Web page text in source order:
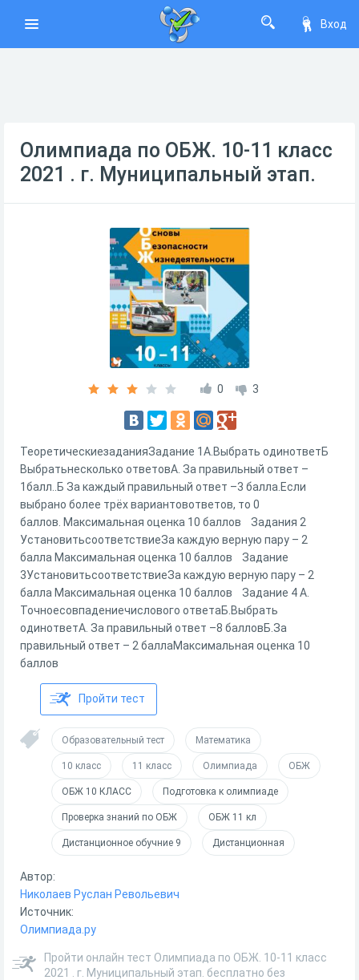
Вход
Олимпиада по ОБЖ. 10-11 класс
2021 . г. Муниципальный этап.
0 3
ТеоретическиезаданияЗадание 1А.Выбрать одинответБ
Выбратьнесколько ответовА. За правильный ответ –
1балл..Б За каждый правильный ответ –3 балла.Если
выбрано более трёх вариантовответов, то 0
баллов. Максимальная оценка 10 баллов Задания 2
УстановитьсоответствиеЗа каждую верную пару – 2
балла Максимальная оценка 10 баллов Задание
3УстановитьсоответствиеЗа каждую верную пару – 2
балла Максимальная оценка 10 баллов Задание 4 А.
Точноесовпадениечислового ответаБ.Выбрать
одинответА. За правильный ответ –8 балловБ.За
правильный ответ – 2 баллаМаксимальная оценка 10
баллов
Пройти тест
Образовательный тест Математика
10 класс 11 класс Олимпиада ОБЖ
ОБЖ 10 КЛАСС Подготовка к олимпиаде
Проверка знаний по ОБЖ ОБЖ 11 кл
Дистанционное обучние 9 Дистанционная
Автор:
Николаев Руслан Револьевич
Источник:
Олимпиада.ру
Пройти онлайн тест Олимпиада по ОБЖ. 10-11 класс
2021 . г. Муниципальный этап. бесплатно без